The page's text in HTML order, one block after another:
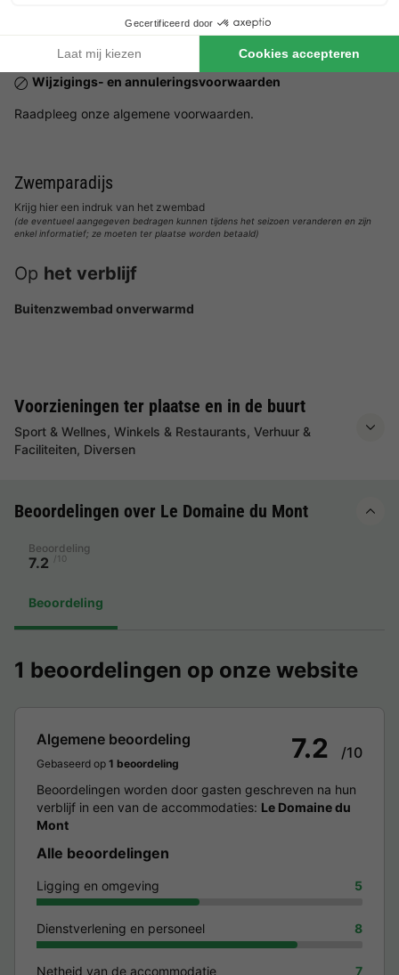
Aantal staanplaatsen op het park: 2 accommodaties
Wijzigings- en annuleringsvoorwaarden
Raadpleeg onze algemene voorwaarden.
Zwemparadijs
Krijg hier een indruk van het zwembad
(de eventueel aangegeven bedragen kunnen tijdens het seizoen veranderen en zijn
enkel informatief; ze moeten ter plaatse worden betaald)
Op het verblijf
Buitenzwembad onverwarmd
Voorzieningen ter plaatse en in de buurt
Sport & Wellnes, Winkels & Restaurants, Verhuur &
Faciliteiten, Diversen
Beoordelingen over Le Domaine du Mont
Beoordeling
7.2 /10
Beoordeling
1 beoordelingen op onze website
Algemene beoordeling
Gebaseerd op 1 beoordeling 7.2 /10
Beoordelingen worden door gasten geschreven na hun
verblijf in een van de accommodaties: Le Domaine du
Mont
Alle beoordelingen
Ligging en omgeving 5
Dienstverlening en personeel 8
Netheid van de accommodatie 7